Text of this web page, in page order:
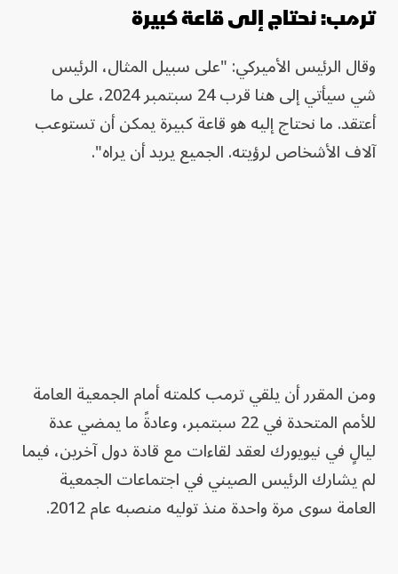
ترمب: نحتاج إلى قاعة كبيرة
وقال الرئيس الأميركي: "على سبيل المثال، الرئيس
شي سيأتي إلى هنا قرب 24 سبتمبر 2024، على ما
أعتقد. ما نحتاج إليه هو قاعة كبيرة يمكن أن تستوعب
آلاف الأشخاص لرؤيته. الجميع يريد أن يراه".
ومن المقرر أن يلقي ترمب كلمته أمام الجمعية العامة
للأمم المتحدة في 22 سبتمبر، وعادةً ما يمضي عدة
ليالٍ في نيويورك لعقد لقاءات مع قادة دول آخرين، فيما
لم يشارك الرئيس الصيني في اجتماعات الجمعية
العامة سوى مرة واحدة منذ توليه منصبه عام 2012.